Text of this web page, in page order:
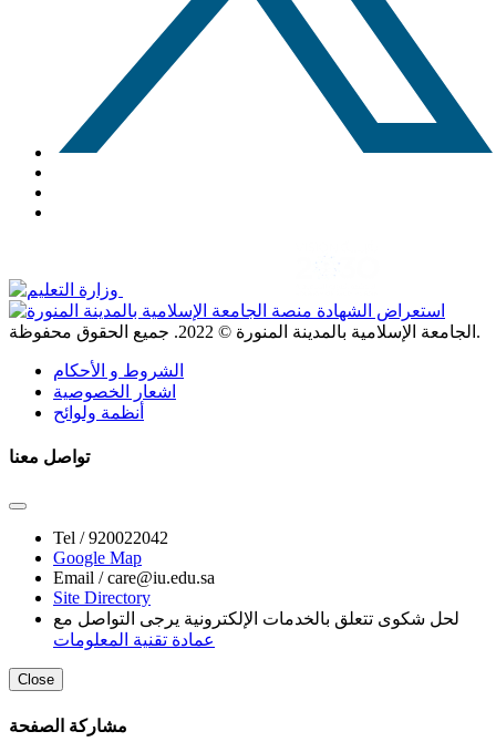
الجامعة الإسلامية بالمدينة المنورة © 2022 . جميع الحقوق محفوظة.
الشروط و الأحكام
اشعار الخصوصية
أنظمة ولوائح
تواصل معنا
Tel /920022042
Google Map
Email /care@iu.edu.sa
Site Directory
لحل شكوى تتعلق بالخدمات الإلكترونية يرجى التواصل مع
عمادة تقنية المعلومات
Close
مشاركة الصفحة